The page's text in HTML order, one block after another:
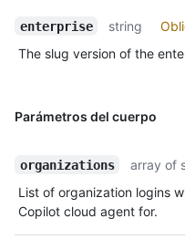
enterprise string
The slug version of the
Parámetros del cuerpo
organizations
array of
List of organization logins
Copilot cloud agent for.